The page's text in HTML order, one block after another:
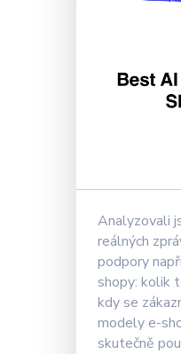
Analyzovali
reálných
podpory
shopy: kolik
kdy se
modely e-
skutečně